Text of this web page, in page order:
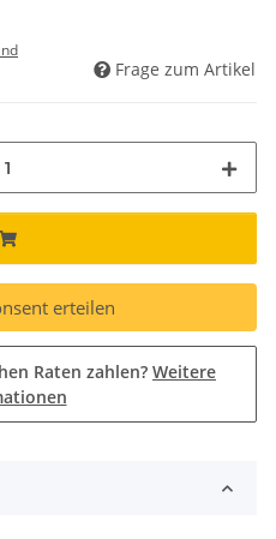
Frage zum Artikel
erteilen
Raten zahlen? Weitere